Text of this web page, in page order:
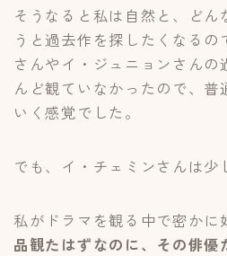
そうなると私は自然と、どん
うと過去作を探したくなるの
さんやイ・ジュニョンさんの
んど観ていなかったので、普
いく感覚でした。
でも、イ・チェミンさんは少
私がドラマを観る中で密かに
品観たはずなのに、その俳優